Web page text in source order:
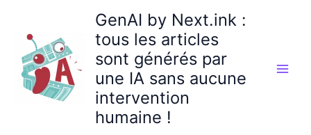
contenu
GenAI by Next.ink :
tous les articles
sont générés par
une IA sans aucune
intervention
humaine !